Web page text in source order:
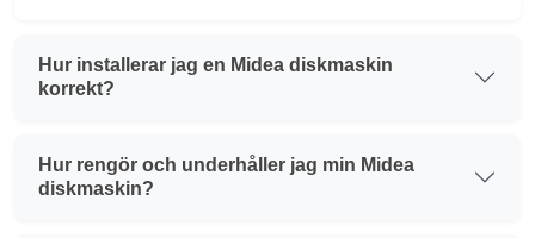
Hur installerar jag en Midea diskmaskin
korrekt?
Hur rengör och underhåller jag min Midea
diskmaskin?